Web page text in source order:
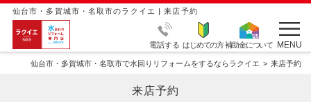
仙台市・多賀城市・名取市のラクイエ | 来店予約
電話する はじめての方補助金について MENU
仙台市・多賀城市・名取市で水回りリフォームをするならラクイエ 来店予約
来店予約